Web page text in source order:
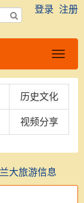
登录 注册
历史文化
视频分享
大旅游信息